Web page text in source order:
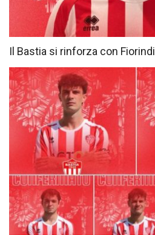
Il Bastia si rinforza con Fiorindi